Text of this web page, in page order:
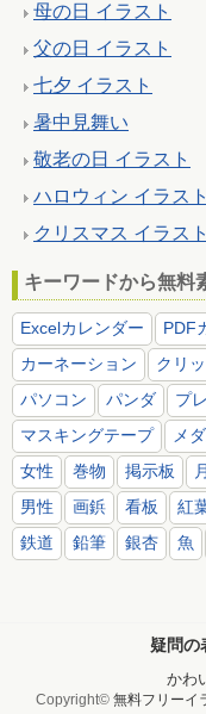
母の日 イラスト
父の日 イラスト
七夕 イラスト
暑中見舞い
敬老の日 イラスト
ハロウィン イラスト
クリスマス イラスト
キーワードから無料
Excelカレンダー PDF
カーネーション
クリ
パソコン
パンダ プ
マスキングテープ
メ
女性
巻物 掲示板
男性
画鋲 看板 紅
鉄道
鉛筆 銀杏 魚
疑問の
かわ
Copyright© 無料フリーイ